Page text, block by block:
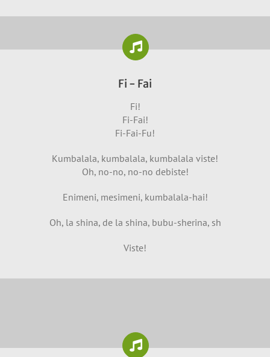
Fi - Fai
Fi!
Fi-Fai!
Fi-Fai-Fu!
Kumbalala, kumbalala, kumbalala viste!
Oh, no-no, no-no debiste!
Enimeni, mesimeni, kumbalala-hai!
Oh, la shina, de la shina, bubu-sherina, sh
Viste!